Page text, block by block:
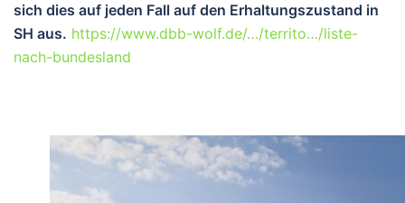
sich dies auf jeden Fall auf den Erhaltungszustand in
SH aus. https://www.dbb-wolf.de/…/territo…/liste-
nach-bundesland